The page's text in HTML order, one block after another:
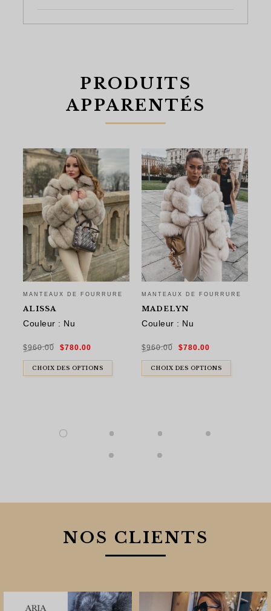
PRODUITS
APPARENTÉS
MANTEAUX DE FOURRURE
ALISSA
Couleur : Nu
$960.00 prix
était :
$960.00.
$780.00
est :
$780.00.
CHOIX DES OPTIONS
MANTEAUX DE FOURRURE
MADELYN
Couleur : Nu
$960.00 prix
était :
$960.00.
$780.00
est :
$780.00.
CHOIX DES OPTIONS
NOS CLIENTS